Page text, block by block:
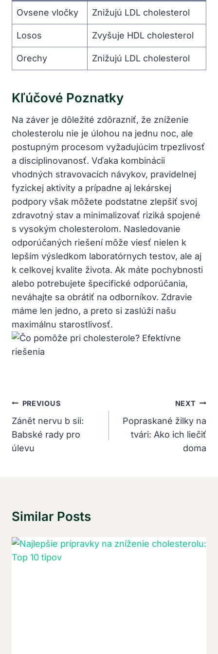
Ovsene vločky Znižujú LDL cholesterol
Losos Zvyšuje HDL cholesterol
Orechy Znižujú LDL cholesterol
Kľúčové Poznatky
Na záver je dôležité zdôrazniť, že zníženie
cholesterolu nie je úlohou na jednu noc, ale
postupným procesom vyžadujúcim trpezlivosť
a disciplinovanosť. Vďaka kombinácii
vhodných stravovacích návykov, pravidelnej
fyzickej aktivity a prípadne aj lekárskej
podpory však môžete podstatne zlepšiť svoj
zdravotný stav a minimalizovať riziká spojené
s vysokým cholesterolom. Nasledovanie
odporúčaných riešení môže viesť nielen k
lepším výsledkom laboratórnych testov, ale aj
k celkovej kvalite života. Ak máte pochybnosti
alebo potrebujete špecifické odporúčania,
neváhajte sa obrátiť na odborníkov. Zdravie
máme len jedno, a preto si zaslúži našu
maximálnu starostlivosť.
Navigácia
V
Článku
PREVIOUS
Zánět nervu b sii:
Babské rady pro
úlevu
NEXT
Popraskané žilky na
tvári: Ako ich liečiť
doma
Similar Posts